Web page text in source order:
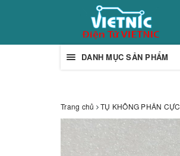
DANH MỤC SẢN PHẨM
Trang chủ TỤ KHÔNG PHÂN CỰC